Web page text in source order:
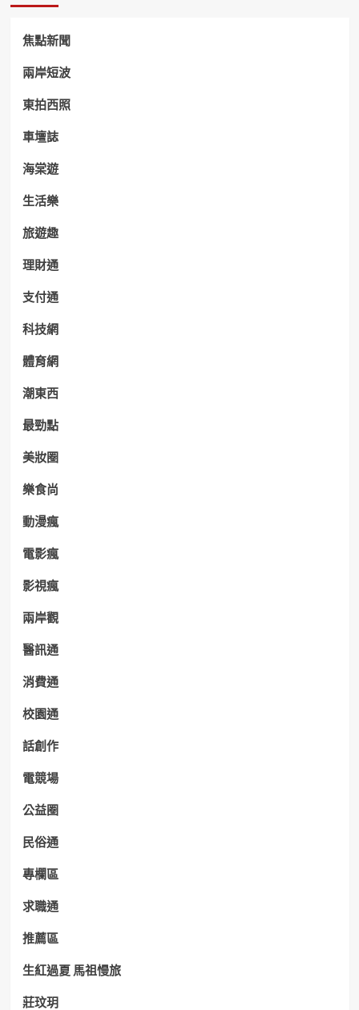
焦點新聞
兩岸短波
東拍西照
車壇誌
海棠遊
生活樂
旅遊趣
理財通
支付通
科技網
體育網
潮東西
最勁點
美妝圈
樂食尚
動漫瘋
電影瘋
影視瘋
兩岸觀
醫訊通
消費通
校園通
話創作
電競場
公益圈
民俗通
專欄區
求職通
推薦區
生紅過夏 馬祖慢旅
莊玟玥